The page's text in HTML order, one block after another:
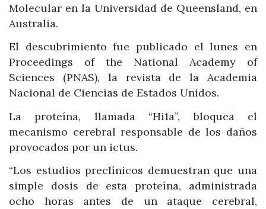
Molecular en la Universidad de Queensland, en
Australia.
El descubrimiento fue publicado el lunes en
Proceedings of the National Academy of
Sciences (PNAS), la revista de la Academia
Nacional de Ciencias de Estados Unidos.
La proteína, llamada “Hi1a”, bloquea el
mecanismo cerebral responsable de los daños
provocados por un ictus.
“Los estudios preclínicos demuestran que una
simple dosis de esta proteína, administrada
ocho horas antes de un ataque cerebral,